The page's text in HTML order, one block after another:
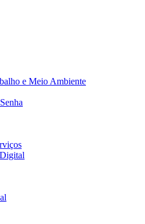
e Meio Ambiente